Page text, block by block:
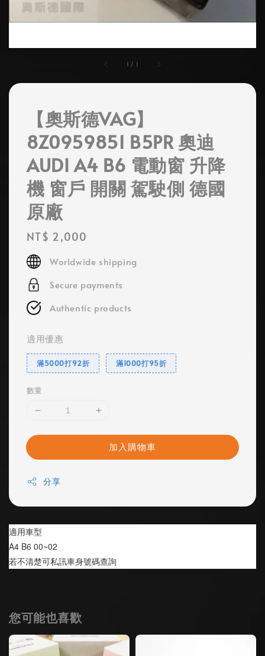
1 / 1
【奧斯德VAG】
8Z0959851 B5PR 奧迪
AUDI A4 B6 電動窗 升降
機 窗戶 開關 駕駛側 德國
原廠
Regular
price
NT$ 2,000
Worldwide shipping
Secure payments
Authentic products
適用優惠
滿5000打92折 滿1000打95折
數量
加入購物車
分享
適用車型
A4 B6 00~02
若不清楚可私訊車身號碼查詢
您可能也喜歡